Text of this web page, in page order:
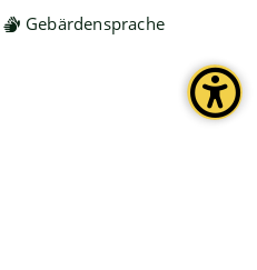
Gebärdensprache